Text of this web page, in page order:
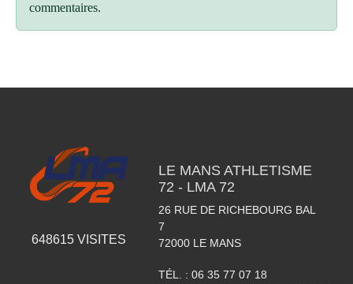
commentaires.
648615 VISITES
LE MANS ATHLETISME
72 - LMA 72
26 RUE DE RICHEBOURG BAL
7
72000 LE MANS
TÉL. : 06 35 77 07 18